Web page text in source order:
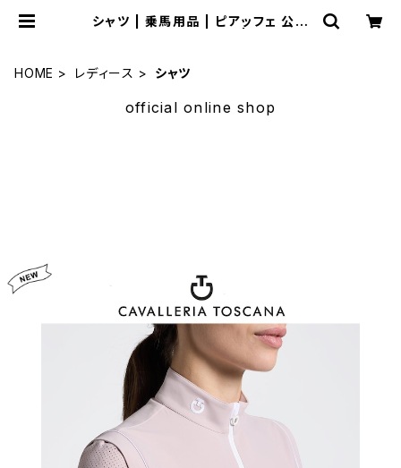
シャツ | 乗馬用品 | ピアッフェ 公式
HOME レディース シャツ
official online shop